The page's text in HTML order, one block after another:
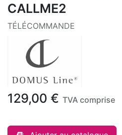
CALLME2
TÉLÉCOMMANDE
129,00 € TVA comprise